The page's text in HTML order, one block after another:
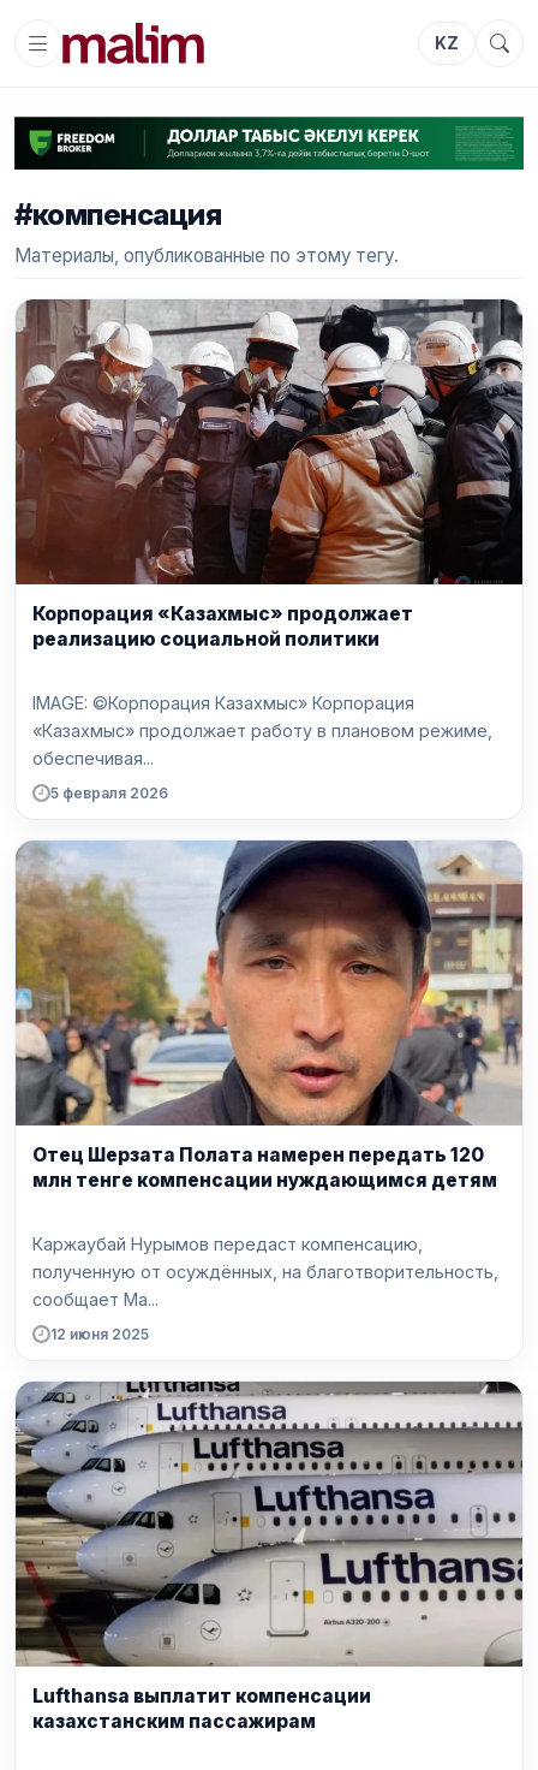
KZ
#компенсация
Материалы, опубликованные по этому тегу.
Корпорация «Казахмыс» продолжает
реализацию социальной политики
IMAGE: ©Корпорация Казахмыс» Корпорация
«Казахмыс» продолжает работу в плановом режиме,
обеспечивая...
5 февраля 2026
Отец Шерзата Полата намерен передать 120
млн тенге компенсации нуждающимся детям
Каржаубай Нурымов передаст компенсацию,
полученную от осуждённых, на благотворительность,
сообщает Ma...
12 июня 2025
Lufthansa выплатит компенсации
казахстанским пассажирам